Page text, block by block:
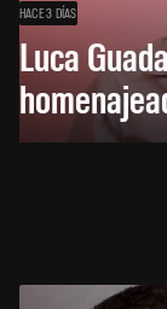
HACE 3 DÍAS
Luca